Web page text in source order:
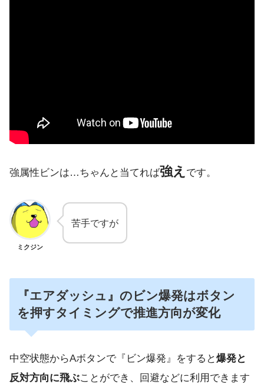
強属性ビンは…ちゃんと当てれば強え です。
ミクジン
苦手ですが
『エアダッシュ』のビン爆発はボタン
を押すタイミングで推進方向が変化
中空状態からAボタンで『ビン爆発』をすると爆発と
反対方向に飛ぶことができ、回避などに利用できます